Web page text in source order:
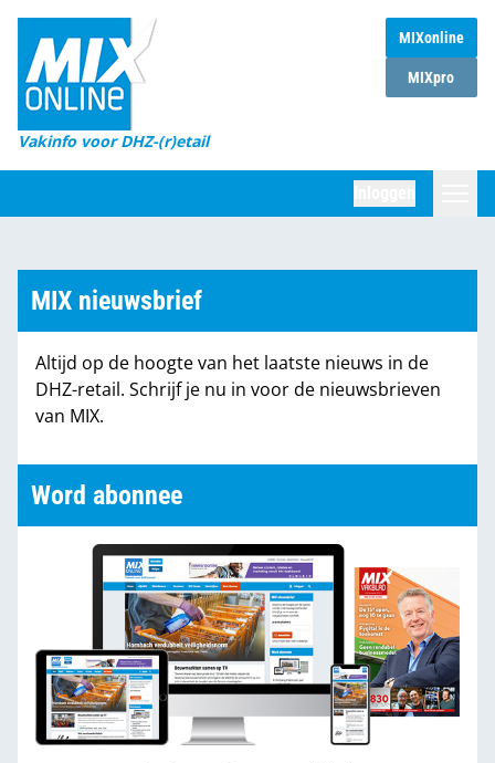
MIXonline
MIXpro
Vakinfo voor DHZ-(r)etail
Home
Magazines
DHZ Sessie
Marktcijfers
Partners
MIX nieuwsbrief
Altijd op de hoogte van het laatste nieuws in de
DHZ-retail. Schrijf je nu in voor de nieuwsbrieven
van MIX.
Word abonnee